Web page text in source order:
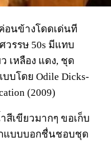
อนข้างโดดเด่นที
รรษ 50s มีแทบ
เหลือง แดง, ชุด
บโดย Odile Dicks-
(2009)
สีเขียวมากๆ ขอเก็บ
แบบบอกชื่นชอบชุด